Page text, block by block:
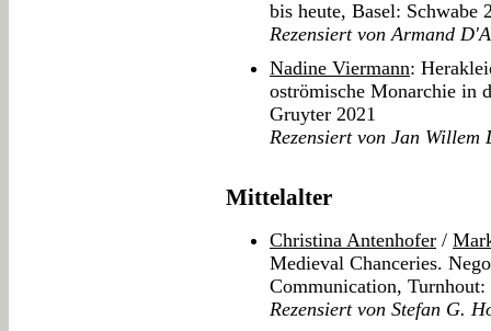
bis heute, Basel: Schwabe
Rezensiert von Armand
Nadine Viermann:
oströmische Monarchie in
Gruyter 2021
Rezensiert von Jan Willem
Mittelalter
Christina Antenhofer /
Medieval Chanceries.
Communication, Turnhout:
Rezensiert von Stefan G.